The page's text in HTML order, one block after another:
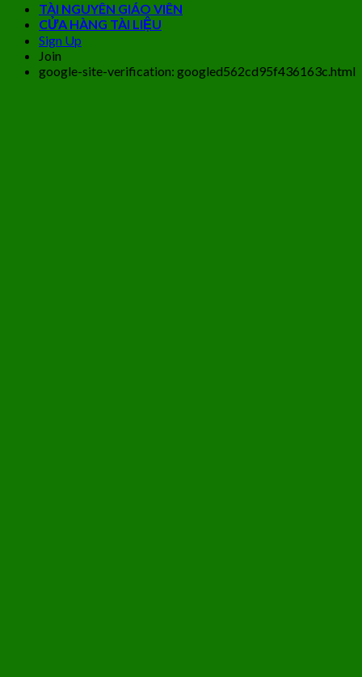
TÀI NGUYÊN GIÁO VIÊN
CỬA HÀNG TÀI LIỆU
Sign Up
Join
google-site-verification: googled562cd95f436163c.html